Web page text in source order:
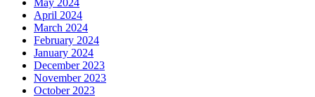
April 2024
March 2024
February 2024
January 2024
December 2023
November 2023
October 2023